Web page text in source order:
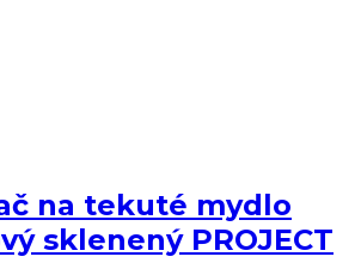
na tekuté mydlo
sklenený PROJECT